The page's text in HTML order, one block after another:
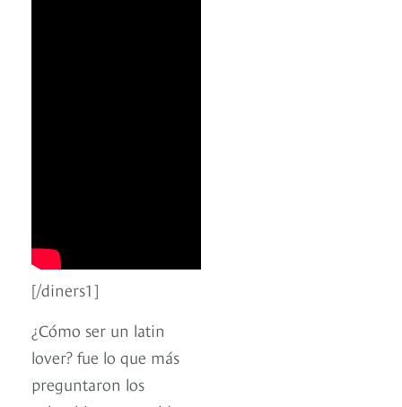
[/diners1]
¿Cómo ser un latin
lover? fue lo que más
preguntaron los